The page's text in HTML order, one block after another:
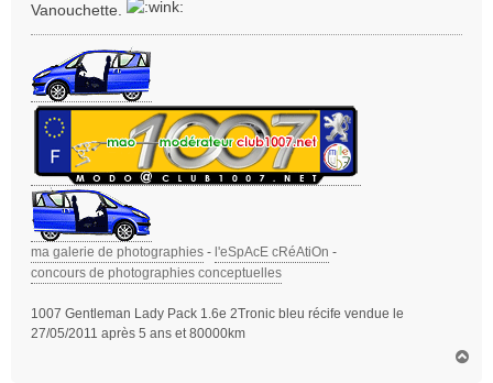
Vanouchette.
ma galerie de photographies - l'eSpAcE cRéAtiOn -
concours de photographies conceptuelles
1007 Gentleman Lady Pack 1.6e 2Tronic bleu récife vendue le
27/05/2011 après 5 ans et 80000km